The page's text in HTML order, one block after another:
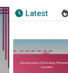
Latest